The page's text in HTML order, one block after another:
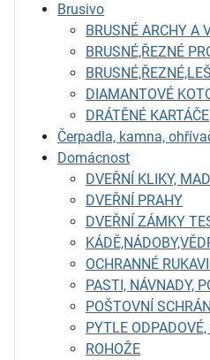
Brusivo
BRUSNÉ ARCHY A
BRUSNÉ,ŘEZNÉ
DIAMANTOVÉ
DRÁTĚNÉ KARTÁČE
Čerpadla, kamna,
Domácnost
DVEŘNÍ KLIKY,
DVEŘNÍ PRAHY
DVEŘNÍ ZÁMKY
OCHRANNÉ
PASTI, NÁVNADY,
POŠTOVNÍ
PYTLE
ROHOŽE